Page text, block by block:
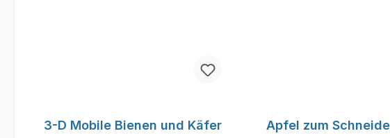
3-D Mobile Bienen und Käfer Apfel zum